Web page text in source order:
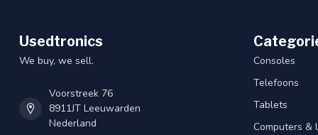
Usedtronics
We buy, we sell.
Voorstreek 76
8911JT Leeuwarden
Nederland
Consoles
Telefoons
Tablets
Computers &